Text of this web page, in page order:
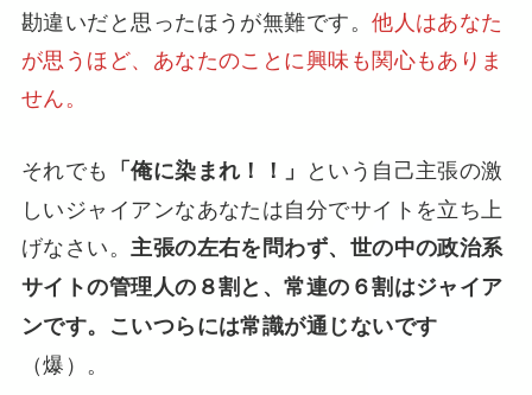
勘違いだと思ったほうが無難です。他人はあなた
が思うほど、あなたのことに興味も関心もありま
せん。
それでも 「俺に染まれ！！」 という自己主張の激
しいジャイアンなあなたは自分でサイトを立ち上
げなさい。 主張の左右を問わず、世の中の政治系
サイトの管理人の８割と、常連の６割はジャイア
ンです。こいつらには常識が通じないです
（爆）。